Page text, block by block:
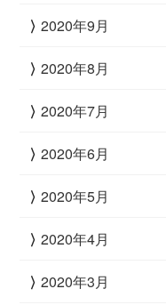
2020年9月
2020年8月
2020年7月
2020年6月
2020年5月
2020年4月
2020年3月